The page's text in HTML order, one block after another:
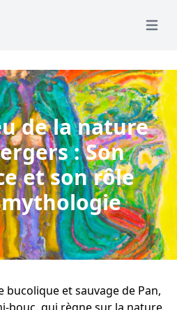
Open
de la nature
: Son
et son rôle
bucolique et sauvage de Pan,